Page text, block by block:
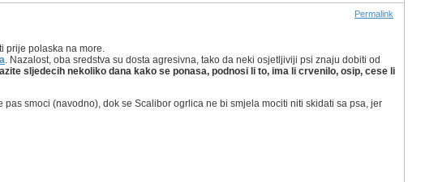
Permalink
prije polaska na more.
. Nazalost, oba sredstva su dosta agresivna, tako da neki osjetljiviji psi znaju dobiti od
sljedecih nekoliko dana kako se ponasa, podnosi li to, ima li crvenilo, osip, cese li
smoci (navodno), dok se Scalibor ogrlica ne bi smjela mociti niti skidati sa psa, jer